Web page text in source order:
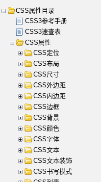
CSS属性目录
CSS3参考手册
CSS3速查表
CSS属性
CSS定位
CSS布局
CSS尺寸
CSS外边距
CSS内边距
CSS边框
CSS背景
CSS颜色
CSS字体
CSS文本
CSS文本装饰
CSS书写模式